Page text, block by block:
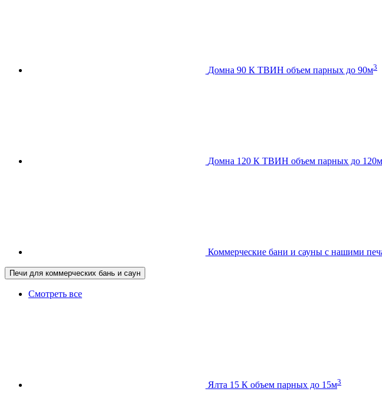
Домна 90 К ТВИН объем парных до 90м3
Домна 120 К ТВИН объем парных до 120м
Коммерческие бани и сауны с нашими
Печи для коммерческих бань и саун
Смотреть все
Ялта 15 К объем парных до 15м3